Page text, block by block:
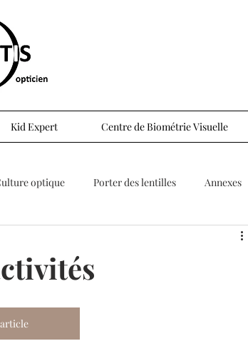
Kid Expert Centre de Biométrie Visuelle
optique Porter des lentilles Annexes